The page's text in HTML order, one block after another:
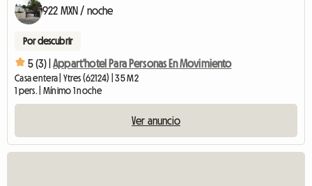
922 MXN / noche
Por descubrir
5 (3) | Appart'hotel Para Personas En Movimiento
Casa entera | Ytres (62124) | 35 M2
1 pers. | Mínimo 1 noche
Ver anuncio